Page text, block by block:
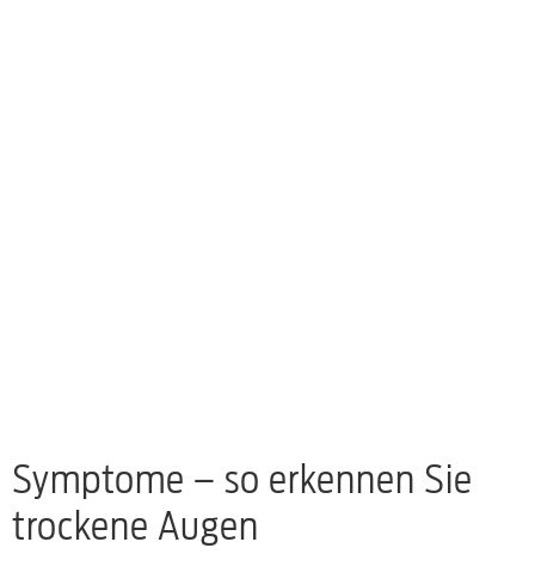
Symptome – so erkennen Sie
trockene Augen